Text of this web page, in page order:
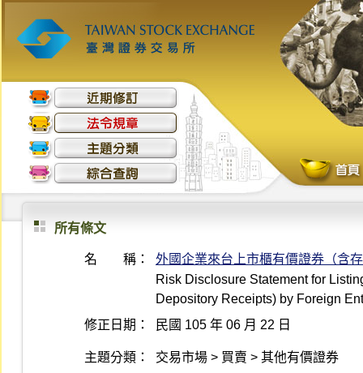
所有條文
名 稱：
外國企業來台上市櫃有價證券（含
Risk Disclosure Statement for
Depository Receipts) by Foreign
修正日期：
民國 105 年 06 月 22 日
主題分類： 交易市場 > 買賣 > 其他有價證券